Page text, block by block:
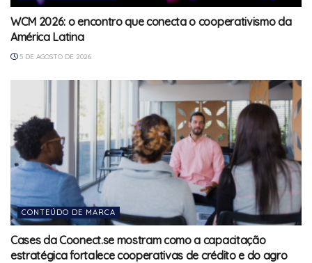
WCM 2026: o encontro que conecta o cooperativismo da
América Latina
5 DE AGOSTO DE 2026
CONTEÚDO DE MARCA
Cases da Coonect.se mostram como a capacitação
estratégica fortalece cooperativas de crédito e do agro